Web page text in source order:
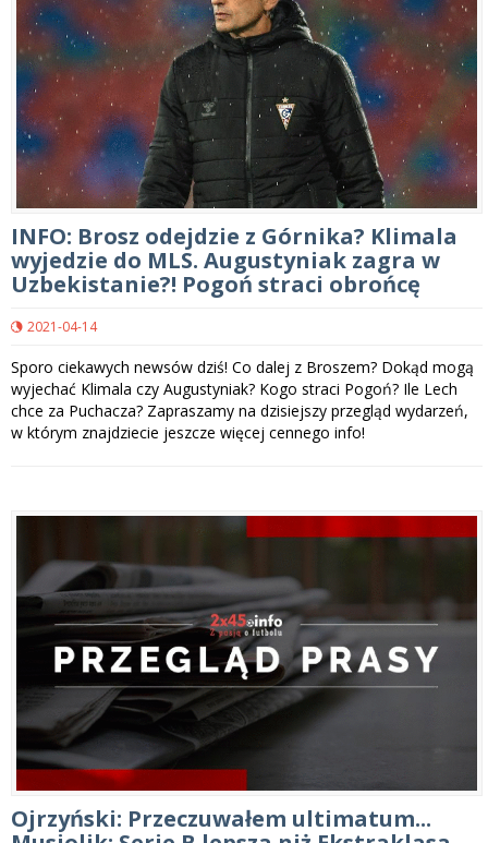
INFO: Brosz odejdzie z Górnika? Klimala
wyjedzie do MLS. Augustyniak zagra w
Uzbekistanie?! Pogoń straci obrońcę
2021-04-14
Sporo ciekawych newsów dziś! Co dalej z Broszem? Dokąd mogą
wyjechać Klimala czy Augustyniak? Kogo straci Pogoń? Ile Lech
chce za Puchacza? Zapraszamy na dzisiejszy przegląd wydarzeń,
w którym znajdziecie jeszcze więcej cennego info!
Ojrzyński: Przeczuwałem ultimatum...